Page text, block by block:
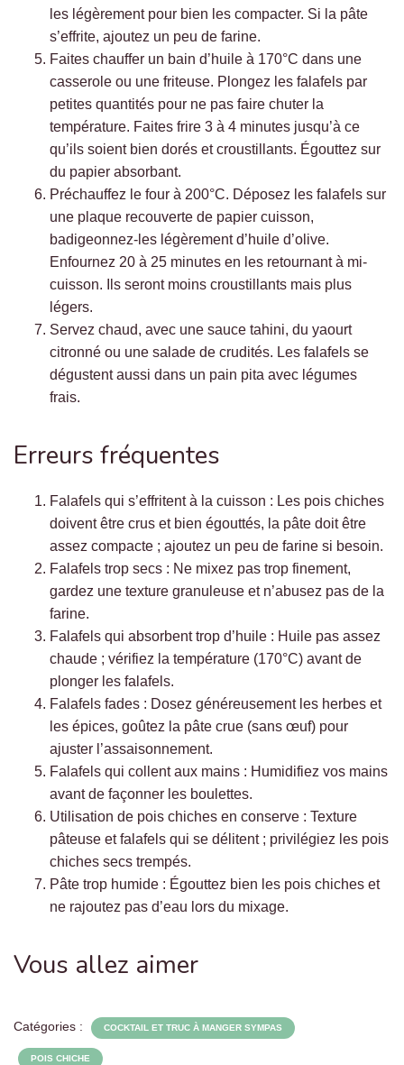
les légèrement pour bien les compacter. Si la pâte
s’effrite, ajoutez un peu de farine.
Faites chauffer un bain d’huile à 170°C dans une
casserole ou une friteuse. Plongez les falafels par
petites quantités pour ne pas faire chuter la
température. Faites frire 3 à 4 minutes jusqu’à ce
qu’ils soient bien dorés et croustillants. Égouttez sur
du papier absorbant.
Préchauffez le four à 200°C. Déposez les falafels sur
une plaque recouverte de papier cuisson,
badigeonnez-les légèrement d’huile d’olive.
Enfournez 20 à 25 minutes en les retournant à mi-
cuisson. Ils seront moins croustillants mais plus
légers.
Servez chaud, avec une sauce tahini, du yaourt
citronné ou une salade de crudités. Les falafels se
dégustent aussi dans un pain pita avec légumes
frais.
Erreurs fréquentes
Falafels qui s’effritent à la cuisson : Les pois chiches
doivent être crus et bien égouttés, la pâte doit être
assez compacte ; ajoutez un peu de farine si besoin.
Falafels trop secs : Ne mixez pas trop finement,
gardez une texture granuleuse et n’abusez pas de la
farine.
Falafels qui absorbent trop d’huile : Huile pas assez
chaude ; vérifiez la température (170°C) avant de
plonger les falafels.
Falafels fades : Dosez généreusement les herbes et
les épices, goûtez la pâte crue (sans œuf) pour
ajuster l’assaisonnement.
Falafels qui collent aux mains : Humidifiez vos mains
avant de façonner les boulettes.
Utilisation de pois chiches en conserve : Texture
pâteuse et falafels qui se délitent ; privilégiez les pois
chiches secs trempés.
Pâte trop humide : Égouttez bien les pois chiches et
ne rajoutez pas d’eau lors du mixage.
Vous allez aimer
Catégories : COCKTAIL ET TRUC À MANGER SYMPAS
POIS CHICHE